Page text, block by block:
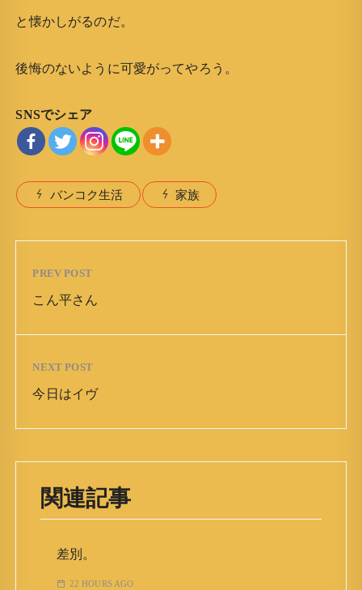
と懐かしがるのだ。
後悔のないように可愛がってやろう。
SNSでシェア
バンコク生活 家族
PREV POST
こん平さん
NEXT POST
今日はイヴ
関連記事
差別。
22 HOURS AGO